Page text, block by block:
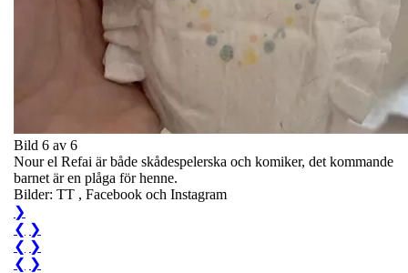
Bild 6 av 6
Nour el Refai är både skådespelerska och komiker, det kommande
barnet är en plåga för henne.
Bilder: TT , Facebook och Instagram
❯
❮ ❯
❮ ❯
❮ ❯